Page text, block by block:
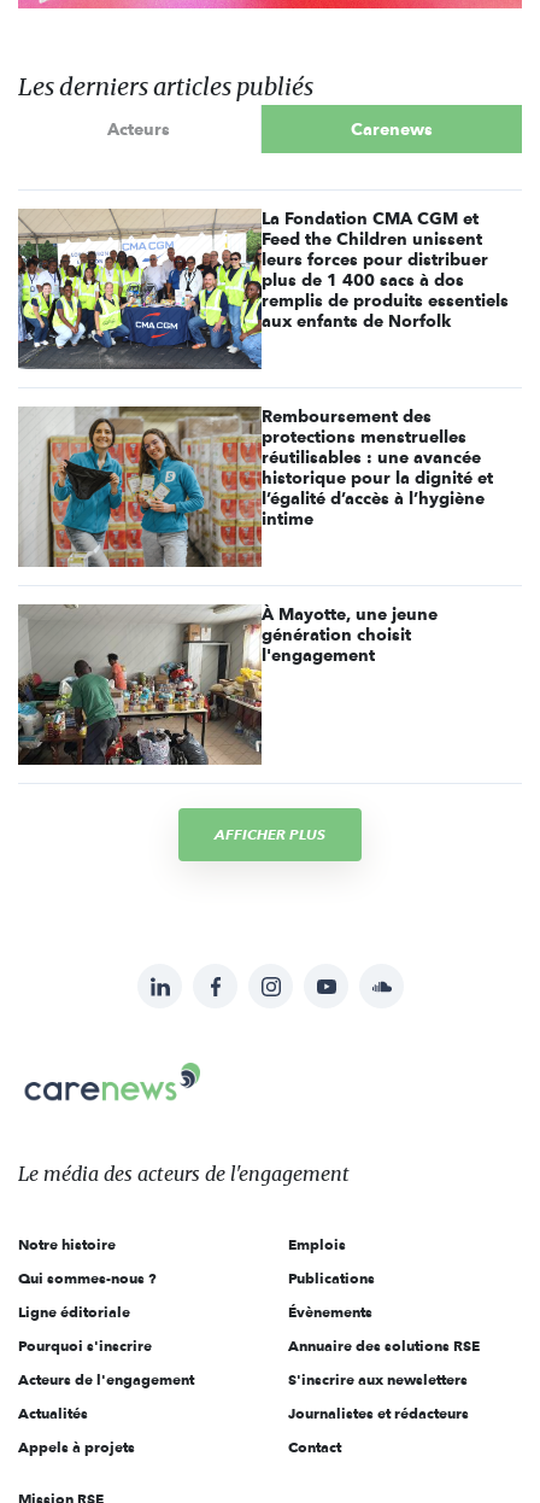
Les derniers articles publiés
Acteurs Carenews
La Fondation CMA CGM et
Feed the Children unissent
leurs forces pour distribuer
plus de 1 400 sacs à dos
remplis de produits essentiels
aux enfants de Norfolk
Remboursement des
protections menstruelles
réutilisables : une avancée
historique pour la dignité et
l’égalité d’accès à l’hygiène
intime
À Mayotte, une jeune
génération choisit
l'engagement
AFFICHER PLUS
sur:
LinkedInFacebookInstagramYouTubeSoundcloud
Le
des
l'engagement
Le média des acteurs de l'engagement
Notre histoire
Qui sommes-nous ?
Ligne éditoriale
Pourquoi s'inscrire
Acteurs de l'engagement
Actualités
Appels à projets
Emplois
Publications
Évènements
Annuaire des solutions RSE
S'inscrire aux newsletters
Journalistes et rédacteurs
Contact
Mission RSE